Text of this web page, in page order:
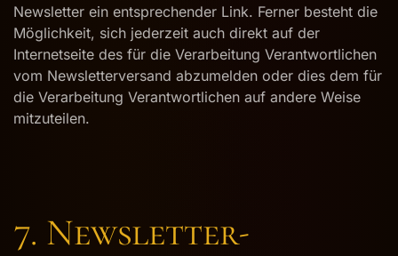
Newsletter ein entsprechender Link. Ferner besteht die
Möglichkeit, sich jederzeit auch direkt auf der
Internetseite des für die Verarbeitung Verantwortlichen
vom Newsletterversand abzumelden oder dies dem für
die Verarbeitung Verantwortlichen auf andere Weise
mitzuteilen.
7. Newsletter-